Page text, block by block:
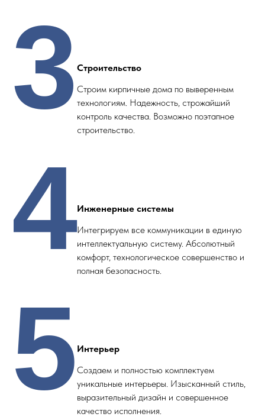
Строительство
Строим кирпичные дома по выверенным
технологиям. Надежность, строжайший
контроль качества. Возможно поэтапное
строительство.
3
Инженерные системы
Интегрируем все коммуникации в единую
интеллектуальную систему. Абсолютный
комфорт, технологическое совершенство и
полная безопасность.
4
Интерьер
Создаем и полностью комплектуем
уникальные интерьеры. Изысканный стиль,
выразительный дизайн и совершенное
качество исполнения.
5